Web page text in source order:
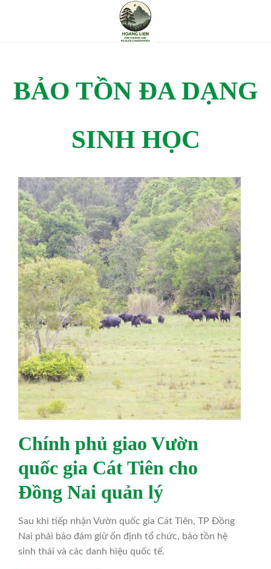
BẢO TỒN ĐA DẠNG
SINH HỌC
Chính phủ giao Vườn
quốc gia Cát Tiên cho
Đồng Nai quản lý
Sau khi tiếp nhận Vườn quốc gia Cát Tiên, TP Đồng
Nai phải bảo đảm giữ ổn định tổ chức, bảo tồn hệ
sinh thái và các danh hiệu quốc tế.